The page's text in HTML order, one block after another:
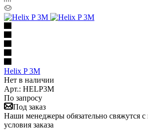
Helix P 3M
Нет в наличии
Арт.: HELP3M
По запросу
Под заказ
Наши менеджеры обязательно свяжутся с
условия заказа